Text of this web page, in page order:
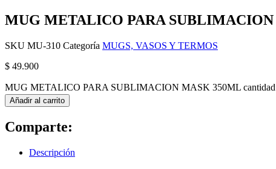
MUG METALICO PARA
SKU MU-310 Categoría MUGS, VASOS Y TERMOS
$ 49.900
MUG METALICO PARA SUBLIMACION MASK 350ML cantidad
Añadir al carrito
Comparte:
Descripción